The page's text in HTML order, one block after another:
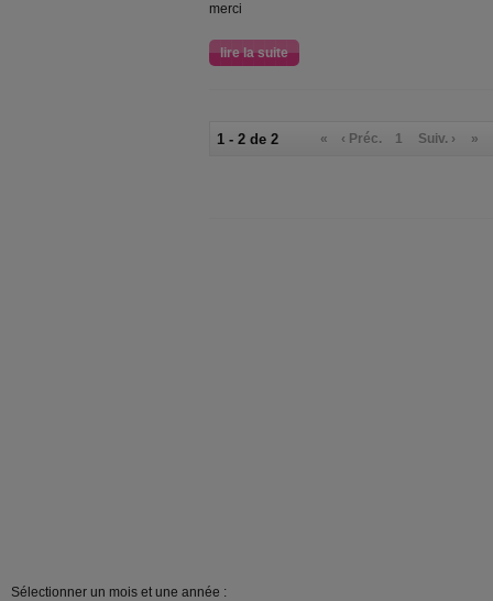
merci
lire la suite
1 - 2 de 2 « ‹ Préc. 1 Suiv. › »
Sélectionner un mois et une année :